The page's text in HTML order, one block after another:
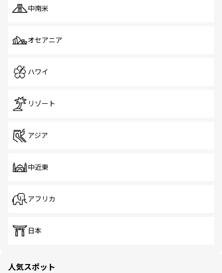
中南米
オセアニア
ハワイ
リゾート
アジア
中近東
アフリカ
日本
人気スポット